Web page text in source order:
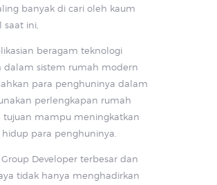
banyak di cari oleh kaum
saat ini,
beragam teknologi
dalam sistem rumah modern
para penghuninya dalam
perlengkapan rumah
tujuan mampu meningkatkan
hidup para penghuninya.
Developer terbesar dan
tidak hanya menghadirkan